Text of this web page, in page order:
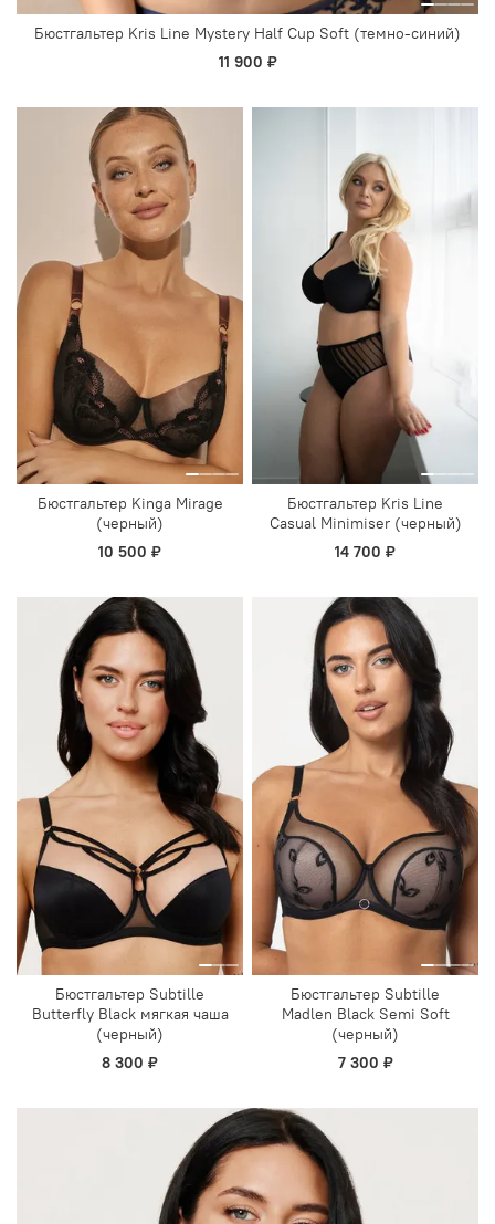
Бюстгальтер Kris Line Mystery Half Cup Soft (темно-синий)
11 900 ₽
Бюстгальтер Kinga Mirage
(черный)
10 500 ₽
Бюстгальтер Kris Line
Casual Minimiser (черный)
14 700 ₽
Бюстгальтер Subtille
Butterfly Black мягкая чаша
(черный)
8 300 ₽
Бюстгальтер Subtille
Madlen Black Semi Soft
(черный)
7 300 ₽